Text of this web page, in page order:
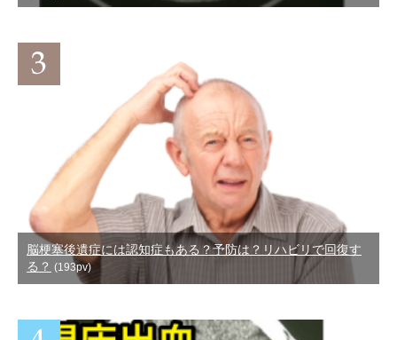
脳梗塞後遺症には認知症もある？予防は？リハビリで回復す
る？ (193pv)